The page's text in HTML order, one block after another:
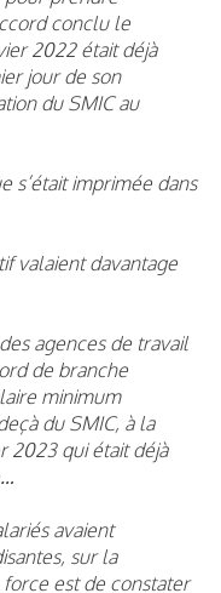
conclu le
2022 était déjà
jour de son
du SMIC au
s’était imprimée dans
valaient davantage
agences de travail
de branche
minimum
du SMIC, à la
2023 qui était déjà
avaient
sur la
est de constater